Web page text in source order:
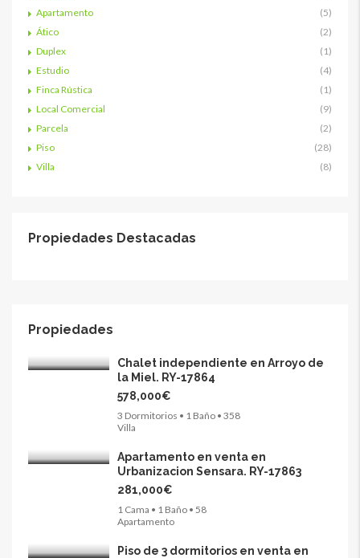
Apartamento
(5)
Ático
(2)
Duplex
(1)
Estudio
(4)
Finca Rústica
(1)
Local Comercial
(9)
Parcela
(2)
Piso
(28)
Villa
(8)
Propiedades Destacadas
Propiedades
Chalet independiente en Arroyo de
la Miel. RY-17864
578,000€
3 Dormitorios • 1 Baño • 358
Villa
Apartamento en venta en
Urbanizacion Sensara. RY-17863
281,000€
1 Cama • 1 Baño • 58
Apartamento
Piso de 3 dormitorios en venta en